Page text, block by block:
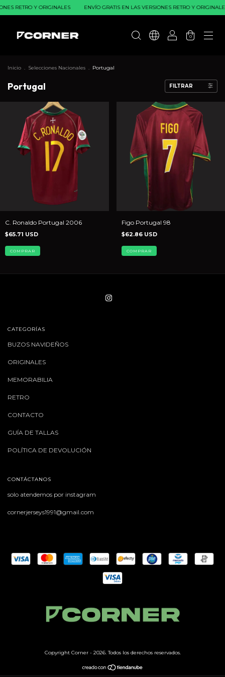
RETRO Y ORIGINALES ENVÍO GRATIS EN LAS VERSIONES RETRO Y
0
Inicio . Selecciones Nacionales . Portugal
Portugal FILTRAR
C. Ronaldo Portugal 2006
$65.71 USD
COMPRAR
Figo Portugal 98
$62.86 USD
COMPRAR
CATEGORÍAS
BUZOS NAVIDEÑOS
ORIGINALES
MEMORABILIA
RETRO
CONTACTO
GUÍA DE TALLAS
POLÍTICA DE DEVOLUCIÓN
CONTÁCTANOS
solo atendemos por instagram
cornerjerseys1991@gmail.com
Copyright Corner - 2026. Todos los derechos reservados.